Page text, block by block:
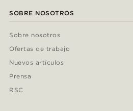
SOBRE NOSOTROS
Sobre nosotros
Ofertas de trabajo
Nuevos artículos
Prensa
RSC